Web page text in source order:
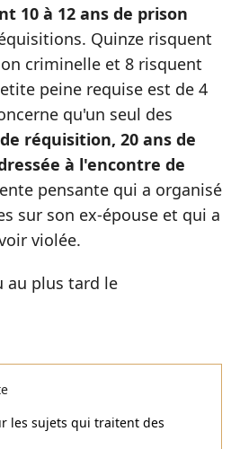
10 à 12 ans de prison
Quinze risquent
criminelle et 8 risquent
peine requise est de 4
qu'un seul des
réquisition, 20 ans de
à l'encontre de
pensante qui a organisé
sur son ex-épouse et qui a
violée.
au plus tard le
les sujets qui traitent des